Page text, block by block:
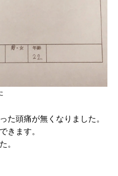
た頭痛が無くなりました。
きます。
。